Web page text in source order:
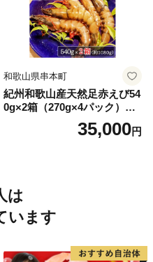
和歌山県串本町
紀州和歌山産天然足赤えび54
0g×2箱（270g×4パック）化
粧箱入 ※2026年12月上旬〜2
027年2月上旬頃順次発送予定
ず【uot773A】
35,000円
は
います